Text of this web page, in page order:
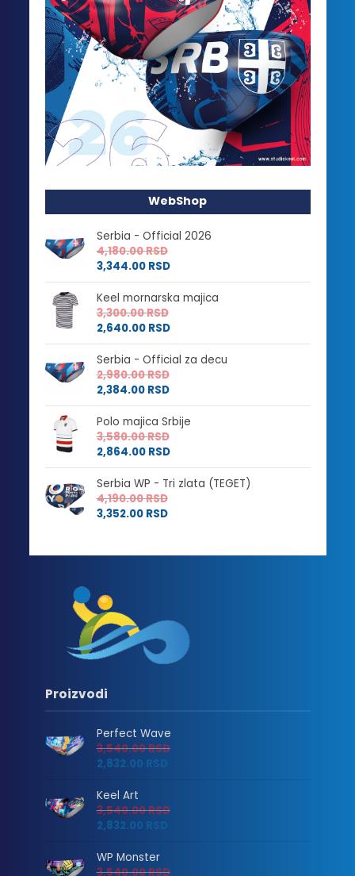
WebShop
Serbia - Official 2026
4,180.00RSD
3,344.00 RSD
Keel mornarska majica
3,300.00RSD
2,640.00 RSD
Serbia - Official za decu
2,980.00RSD
2,384.00 RSD
Polo majica Srbije
3,580.00RSD
2,864.00 RSD
Serbia WP - Tri zlata (TEGET)
4,190.00RSD
3,352.00 RSD
Proizvodi
Perfect Wave
3,540.00RSD
2,832.00 RSD
Keel Art
3,540.00RSD
2,832.00 RSD
WP Monster
3,540.00RSD